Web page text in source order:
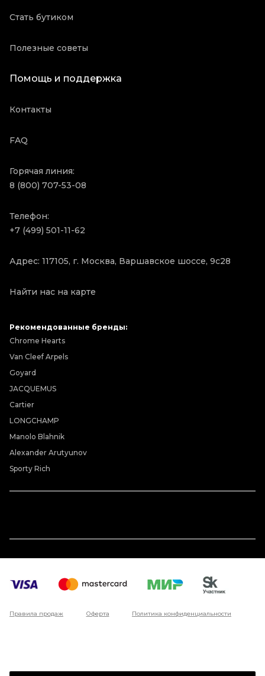
Стать бутиком
Полезные советы
Помощь и поддержка
Контакты
FAQ
Горячая линия:
8 (800) 707-53-08
Телефон:
+7 (499) 501-11-62
Адрес: 117105, г. Москва, Варшавское шоссе, 9с28
Найти нас на карте
Рекомендованные бренды:
Chrome Hearts
Van Cleef Arpels
Goyard
JACQUEMUS
Cartier
LONGCHAMP
Manolo Blahnik
Alexander Arutyunov
Sporty Rich
Правила продаж Оферта Политика конфиденциальности